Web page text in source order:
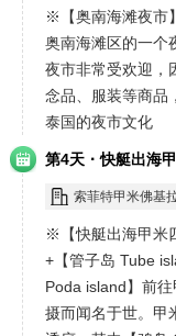
※【奥南海滩夜市
奥南海滩区的一个
夜市非常受欢迎，
念品、服装等商品
泰国的夜市文化
第4天 · 快艇出海
索菲特甲米佛基
※【快艇出海甲米
+【管子岛 Tube
Poda island】前
摄而闻名于世。甲